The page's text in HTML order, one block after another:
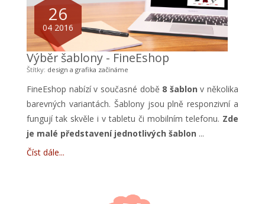
26
04 2016
Výběr šablony - FineEshop
Štítky: design a grafika začínáme
FineEshop nabízí v současné době 8 šablon v několika
barevných variantách. Šablony jsou plně responzivní a
fungují tak skvěle i v tabletu či mobilním telefonu. Zde
je malé představení jednotlivých šablon ...
Číst dále